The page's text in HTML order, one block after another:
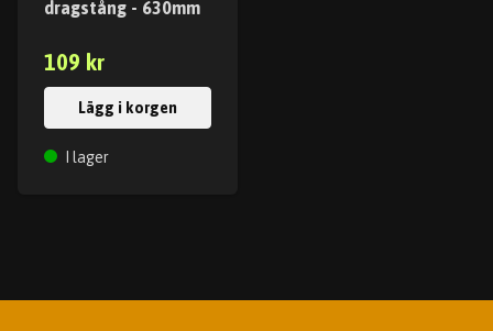
dragstång - 630mm
109 kr
Lägg i korgen
I lager